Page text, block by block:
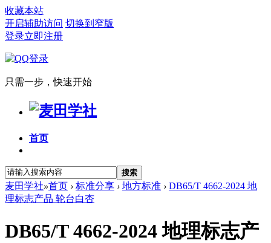
收藏本站
开启辅助访问 切换到窄版
登录立即注册
只需一步，快速开始
首页
搜索
麦田学社»首页 › 标准分享 › 地方标准 › DB65/T 4662-2024 地
理标志产品 轮台白杏
DB65/T 4662-2024 地理标志产